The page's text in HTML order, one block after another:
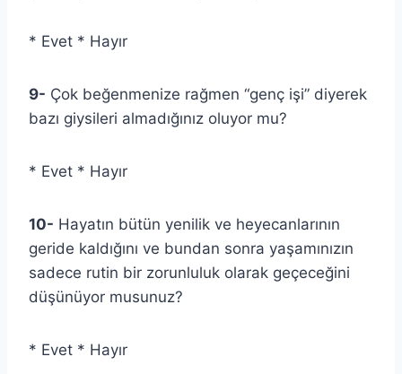
* Evet * Hayır
9- Çok beğenmenize rağmen “genç işi” diyerek
bazı giysileri almadığınız oluyor mu?
* Evet * Hayır
10- Hayatın bütün yenilik ve heyecanlarının
geride kaldığını ve bundan sonra yaşamınızın
sadece rutin bir zorunluluk olarak geçeceğini
düşünüyor musunuz?
* Evet * Hayır